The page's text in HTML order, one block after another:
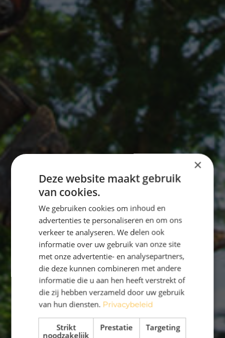
×
Deze website maakt gebruik
van cookies.
We gebruiken cookies om inhoud en
advertenties te personaliseren en om ons
verkeer te analyseren. We delen ook
informatie over uw gebruik van onze site
met onze advertentie- en analysepartners,
die deze kunnen combineren met andere
informatie die u aan hen heeft verstrekt of
die zij hebben verzameld door uw gebruik
van hun diensten. Privacybeleid
Strikt
noodzakelijk
Prestatie Targeting